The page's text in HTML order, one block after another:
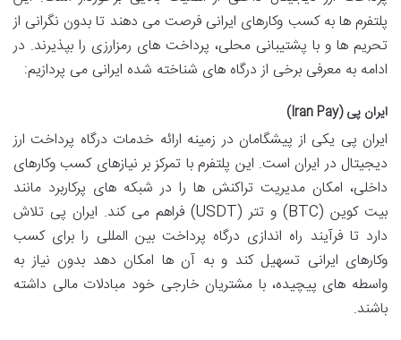
پلتفرم ها به کسب وکارهای ایرانی فرصت می دهند تا بدون نگرانی از
تحریم ها و با پشتیبانی محلی، پرداخت های رمزارزی را بپذیرند. در
ادامه به معرفی برخی از درگاه های شناخته شده ایرانی می پردازیم:
ایران پی (Iran Pay)
ایران پی یکی از پیشگامان در زمینه ارائه خدمات درگاه پرداخت ارز
دیجیتال در ایران است. این پلتفرم با تمرکز بر نیازهای کسب وکارهای
داخلی، امکان مدیریت تراکنش ها را در شبکه های پرکاربرد مانند
بیت کوین (BTC) و تتر (USDT) فراهم می کند. ایران پی تلاش
دارد تا فرآیند راه اندازی درگاه پرداخت بین المللی را برای کسب
وکارهای ایرانی تسهیل کند و به آن ها امکان دهد بدون نیاز به
واسطه های پیچیده، با مشتریان خارجی خود مبادلات مالی داشته
باشند.